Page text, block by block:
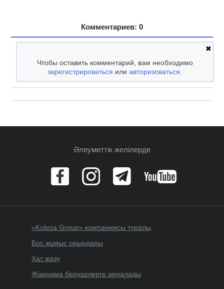
Комментариев: 0
✖
Чтобы оставить комментарий, вам необходимо
зарегистрироваться илиавторизоваться.
Әлеуметтік желілерде
«Kolesa Group» компаниясы туралы
Бос жұмыс орындары
Хат жазу
Жарнама берушілерге арналады